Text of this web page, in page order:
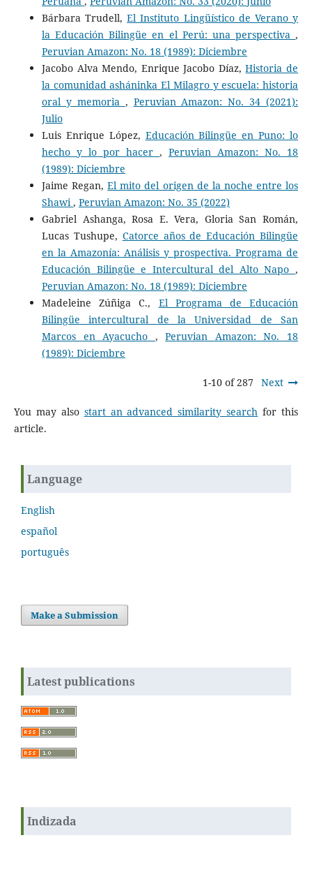
Bárbara Trudell,El Instituto Lingüístico de Verano y
la Educación Bilingüe en el Perú: una perspectiva,
Peruvian Amazon: No. 18 (1989): Diciembre
Jacobo Alva Mendo, Enrique Jacobo Díaz,Historia de
la comunidad asháninka El Milagro y escuela: historia
oral y memoria , Peruvian Amazon: No. 34 (2021):
Julio
Luis Enrique López, Educación Bilingüe en Puno: lo
hecho y lo por hacer,Peruvian Amazon: No. 18
(1989): Diciembre
Jaime Regan,El mito del origen de la noche entre los
Shawi , Peruvian Amazon: No. 35 (2022)
Gabriel Ashanga, Rosa E. Vera, Gloria San Román,
Lucas Tushupe, Catorce años de Educación Bilingüe
en la Amazonía: Análisis y prospectiva. Programa de
Educación Bilingüe e Intercultural del Alto Napo,
Peruvian Amazon: No. 18 (1989): Diciembre
Madeleine Zúñiga C., El Programa de Educación
Bilingüe intercultural de la Universidad de San
Marcos en Ayacucho ,Peruvian Amazon: No. 18
(1989): Diciembre
1-10 of 287 Next
You may also start an advanced similarity search for this
article.
Language
English
español
português
Make a Submission
Latest publications
Indizada